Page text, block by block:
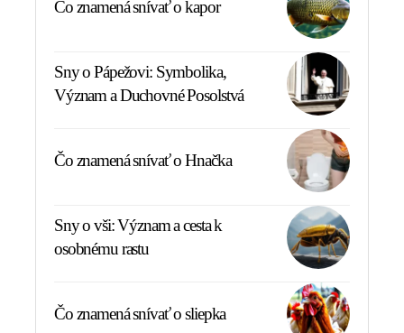
Čo znamená snívať o kapor
Sny o Pápežovi: Symbolika,
Význam a Duchovné Posolstvá
Čo znamená snívať o Hnačka
Sny o vši: Význam a cesta k
osobnému rastu
Čo znamená snívať o sliepka